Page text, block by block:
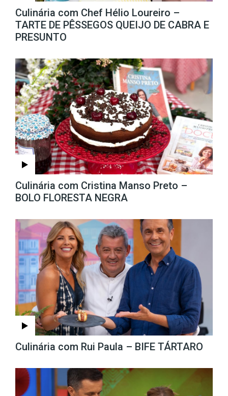
Culinária com Chef Hélio Loureiro –
TARTE DE PÊSSEGOS QUEIJO DE CABRA E
PRESUNTO
Culinária com Cristina Manso Preto –
BOLO FLORESTA NEGRA
Culinária com Rui Paula – BIFE TÁRTARO